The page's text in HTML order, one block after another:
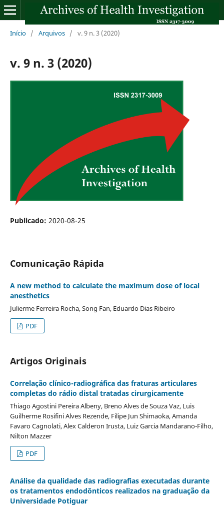
Início / Arquivos / v. 9 n. 3 (2020)
v. 9 n. 3 (2020)
Publicado: 2020-08-25
Comunicação Rápida
A new method to calculate the maximum dose of local
anesthetics
Julierme Ferreira Rocha, Song Fan, Eduardo Dias Ribeiro
PDF
Artigos Originais
Correlação clínico-radiográfica das fraturas articulares
completas do rádio distal tratadas cirurgicamente
Thiago Agostini Pereira Albeny, Breno Alves de Souza Vaz, Luis
Guilherme Rosifini Alves Rezende, Filipe Jun Shimaoka, Amanda
Favaro Cagnolati, Alex Calderon Irusta, Luiz Garcia Mandarano-Filho,
Nilton Mazzer
PDF
Análise da qualidade das radiografias executadas durante
os tratamentos endodônticos realizados na graduação da
Universidade Potiguar